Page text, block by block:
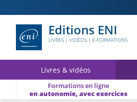
Editions ENI
LIVRES | VIDÉOS | E-FORMATIONS
Livres & vidéos
Formations en ligne
en autonomie, avec exercices